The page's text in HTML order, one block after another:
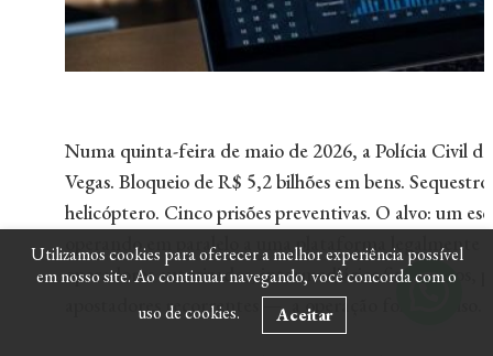
Numa quinta-feira de maio de 2026, a Polícia Civil
Vegas. Bloqueio de R$ 5,2 bilhões em bens.
helicóptero. Cinco prisões preventivas. O alvo: um
operando em paralelo a uma plataforma
operadores autorizados, intermediários financeiros,
apostadores recorrentes —, a operação foi um
Utilizamos cookies para oferecer a melhor experiência possível
em nosso site. Ao continuar navegando, você concorda com o
uso de cookies.
Aceitar